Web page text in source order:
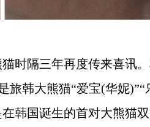
隔三年再度传来喜讯
韩大熊猫“爱宝(华妮)”“
韩国诞生的首对大熊猫